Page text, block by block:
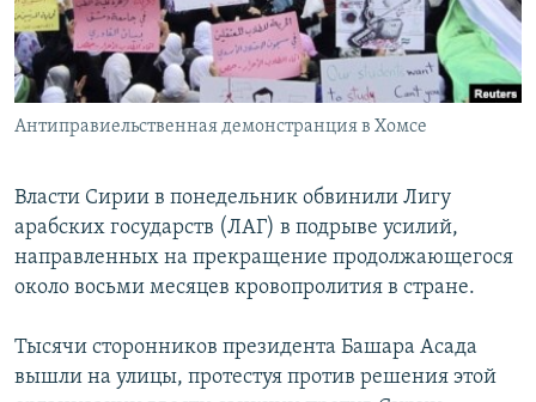
Հայերեն
English
Антиправиельственная демонстранция в Хомсе
Власти Сирии в понедельник обвинили Лигу
арабских государств (ЛАГ) в подрыве усилий,
направленных на прекращение продолжающегося
около восьми месяцев кровопролития в стране.
Тысячи сторонников президента Башара Асада
вышли на улицы, протестуя против решения этой